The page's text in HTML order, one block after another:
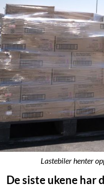
Lastebiler henter
De siste ukene har